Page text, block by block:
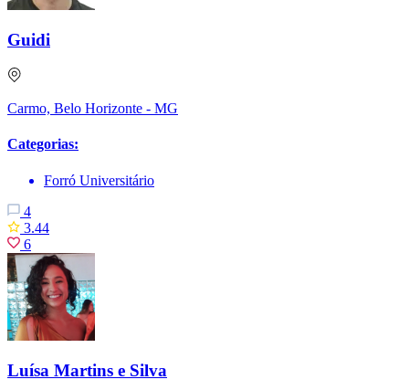
Guidi
Carmo, Belo Horizonte - MG
Categorias:
Forró Universitário
4
3.44
6
Luísa Martins e Silva